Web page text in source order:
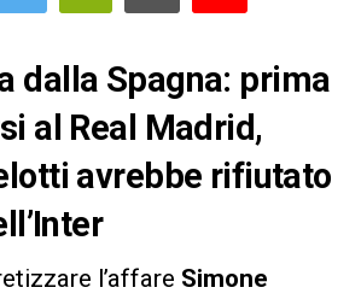
dalla Spagna: prima
al Real Madrid,
avrebbe rifiutato
l’affare Simone